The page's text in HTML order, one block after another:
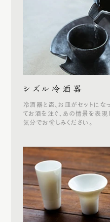
シズル冷酒器
冷酒器と盃、お皿がセットにな
てお酒を注ぐ、あの情景を表現
気分でお愉しみください。